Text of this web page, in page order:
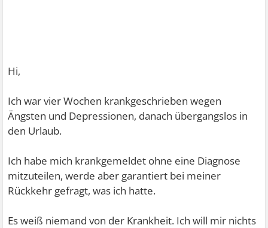
Hi,
Ich war vier Wochen krankgeschrieben wegen
Ängsten und Depressionen, danach übergangslos in
den Urlaub.
Ich habe mich krankgemeldet ohne eine Diagnose
mitzuteilen, werde aber garantiert bei meiner
Rückkehr gefragt, was ich hatte.
Es weiß niemand von der Krankheit. Ich will mir nichts